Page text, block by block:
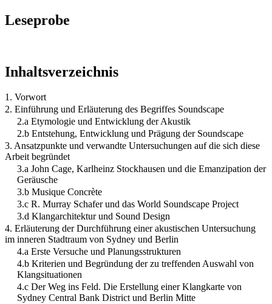
Leseprobe
Inhaltsverzeichnis
1. Vorwort
2. Einführung und Erläuterung des Begriffes Soundscape
2.a Etymologie und Entwicklung der Akustik
2.b Entstehung, Entwicklung und Prägung der Soundscape
3. Ansatzpunkte und verwandte Untersuchungen auf die sich diese
Arbeit begründet
3.a John Cage, Karlheinz Stockhausen und die Emanzipation der
Geräusche
3.b Musique Concrète
3.c R. Murray Schafer und das World Soundscape Project
3.d Klangarchitektur und Sound Design
4. Erläuterung der Durchführung einer akustischen Untersuchung
im inneren Stadtraum von Sydney und Berlin
4.a Erste Versuche und Planungsstrukturen
4.b Kriterien und Begründung der zu treffenden Auswahl von
Klangsituationen
4.c Der Weg ins Feld. Die Erstellung einer Klangkarte von
Sydney Central Bank District und Berlin Mitte